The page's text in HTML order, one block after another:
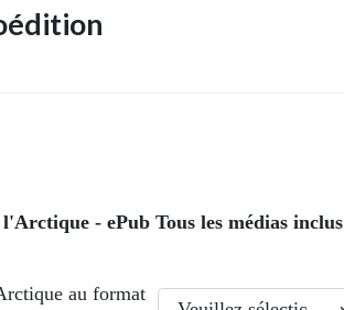
- ePub Tous les médias inclus
au format